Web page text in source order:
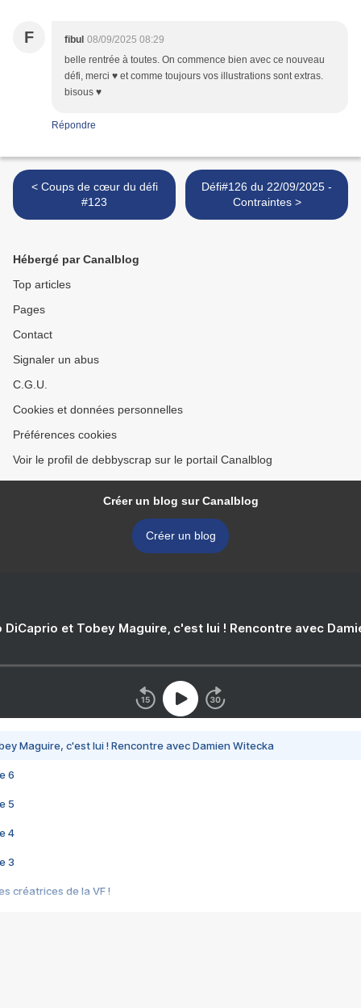
F fibul 08/09/2025 08:29
belle rentrée à toutes. On commence bien avec ce nouveau
défi, merci ♥ et comme toujours vos illustrations sont extras.
bisous ♥
Répondre
< Coups de cœur du défi
#123
Défi#126 du 22/09/2025 -
Contraintes >
Hébergé par Canalblog
Top articles
Pages
Contact
Signaler un abus
C.G.U.
Cookies et données personnelles
Préférences cookies
Voir le profil de debbyscrap sur le portail Canalblog
Créer un blog sur Canalblog
Créer un blog
DiCaprio et Tobey Maguire, c'est lui ! Rencontre avec
Maguire, c'est lui ! Rencontre avec Damien Witecka
6
5
4
3
créatrices de la VF !